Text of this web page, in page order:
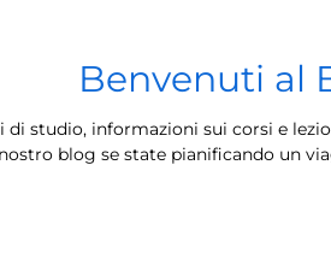
Benvenuti al
studio, informazioni sui corsi e
blog se state pianificando un